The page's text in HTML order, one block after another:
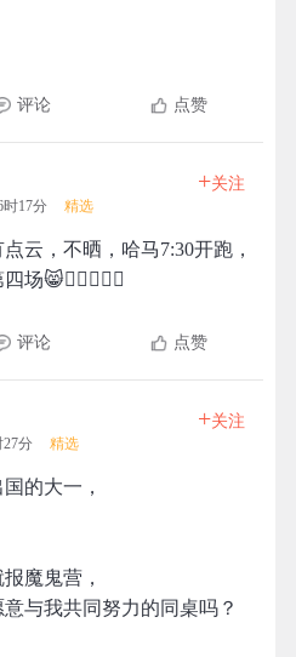
评论 点赞
时17分 精选
+关注
云，不晒，哈马7:30开跑，
场😸🏃🏿‍♂️🏃‍♀️
评论 点赞
27分 精选
+关注
的大一，
魔鬼营，
与我共同努力的同桌吗？